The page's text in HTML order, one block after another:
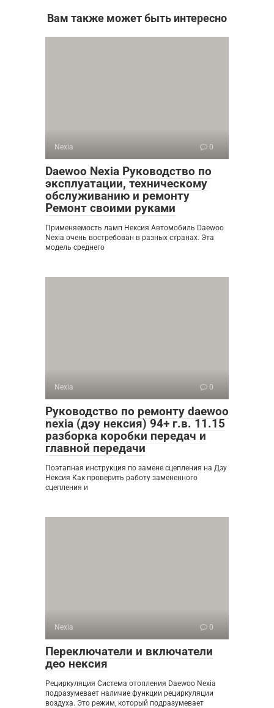
Вам также может быть интересно
Nexia 0
Daewoo Nexia Руководство по
эксплуатации, техническому
обслуживанию и ремонту
Ремонт своими руками
Применяемость ламп Нексия Автомобиль Daewoo
Nexia очень востребован в разных странах. Эта
модель среднего
Nexia 0
Руководство по ремонту daewoo
nexia (дэу нексия) 94+ г.в. 11.15
разборка коробки передач и
главной передачи
Поэтапная инструкция по замене сцепления на Дэу
Нексия Как проверить работу замененного
сцепления и
Nexia 0
Переключатели и включатели
део нексия
Рециркуляция Система отопления Daewoo Nexia
подразумевает наличие функции рециркуляции
воздуха. Это режим, который подразумевает